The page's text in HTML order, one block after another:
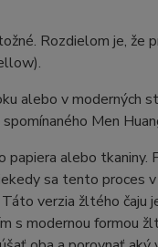
Rozdielom je, že
alebo v moderných
Men
alebo tkaniny.
sa tento proces
verzia žltého čaju
s modernou formou